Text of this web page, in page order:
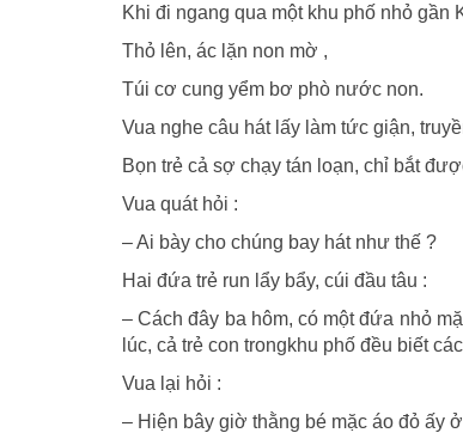
Khi đi ngang qua một khu phố nhỏ gần
Thỏ lên, ác lặn non mờ ,
Túi cơ cung yểm bơ phò nước non.
Vua nghe câu hát lấy làm tức giận,
Bọn trẻ cả sợ chạy tán loạn, chỉ bắt
Vua quát hỏi :
– Ai bày cho chúng bay hát như thế ?
Hai đứa trẻ run lẩy bẩy, cúi đầu tâu :
– Cách đây ba hôm, có một đứa nhỏ
lúc, cả trẻ con trongkhu phố đều biết
Vua lại hỏi :
– Hiện bây giờ thằng bé mặc áo đỏ ấy